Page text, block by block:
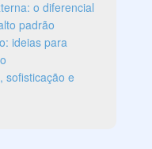
o diferencial
padrão
ideias para
sofisticação e